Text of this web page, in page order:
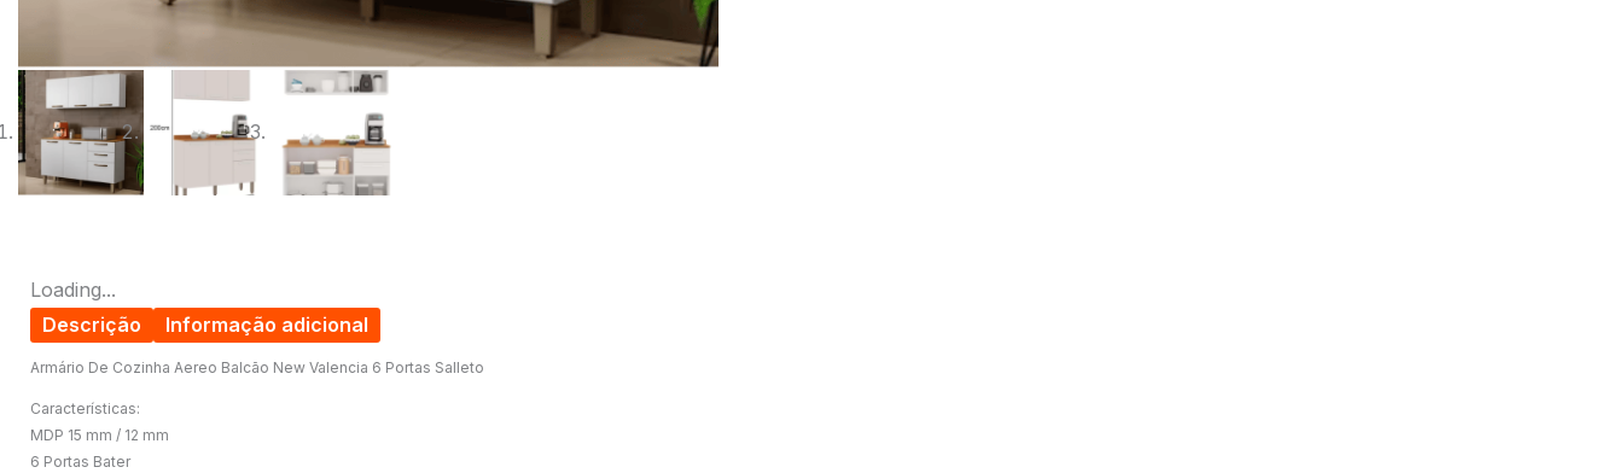
Loading...
Descrição
Informação adicional
Armário De Cozinha Aereo Balcão New Valencia 6 Portas Salleto
Características:
MDP 15 mm / 12 mm
6 Portas Bater